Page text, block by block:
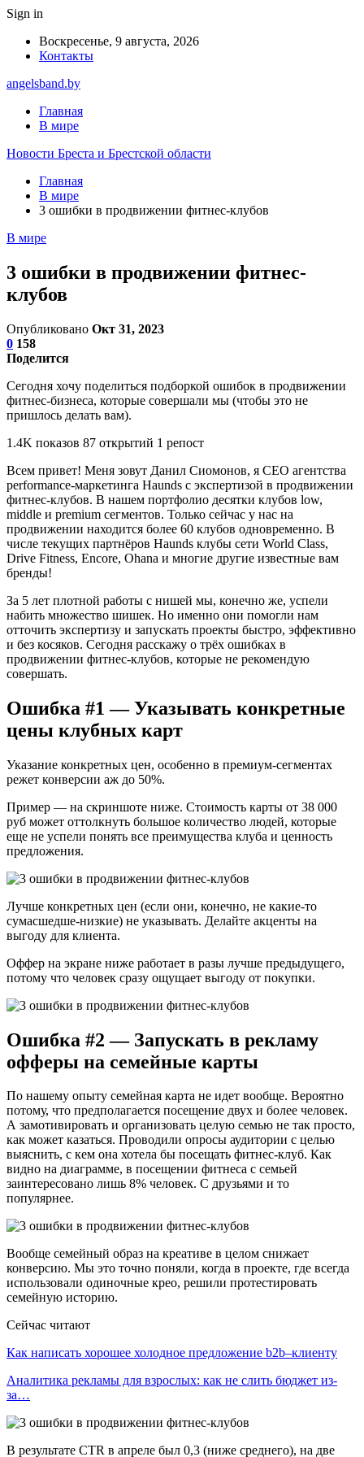
Sign in
Воскресенье, 9 августа, 2026
Контакты
angelsband.by
Главная
В мире
Новости Бреста и Брестской области
Главная
В мире
3 ошибки в продвижении фитнес-клубов
В мире
3 ошибки в продвижении фитнес-
клубов
Опубликовано Окт 31, 2023
0 158
Поделится
Сегодня хочу поделиться подборкой ошибок в продвижении
фитнес-бизнеса, которые совершали мы (чтобы это не
пришлось делать вам).
1.4K показов 87 открытий 1 репост
Всем привет! Меня зовут Данил Сиомонов, я CEO агентства
performance-маркетинга Haunds с экспертизой в продвижении
фитнес-клубов. В нашем портфолио десятки клубов low,
middle и premium сегментов. Только сейчас у нас на
продвижении находится более 60 клубов одновременно. В
числе текущих партнёров Haunds клубы сети World Class,
Drive Fitness, Encore, Ohana и многие другие известные вам
бренды!
За 5 лет плотной работы с нишей мы, конечно же, успели
набить множество шишек. Но именно они помогли нам
отточить экспертизу и запускать проекты быстро, эффективно
и без косяков. Сегодня расскажу о трёх ошибках в
продвижении фитнес-клубов, которые не рекомендую
совершать.
Ошибка #1 — Указывать конкретные
цены клубных карт
Указание конкретных цен, особенно в премиум-сегментах
режет конверсии аж до 50%.
Пример — на скриншоте ниже. Стоимость карты от 38 000
руб может оттолкнуть большое количество людей, которые
еще не успели понять все преимущества клуба и ценность
предложения.
Лучше конкретных цен (если они, конечно, не какие-то
сумасшедше-низкие) не указывать. Делайте акценты на
выгоду для клиента.
Оффер на экране ниже работает в разы лучше предыдущего,
потому что человек сразу ощущает выгоду от покупки.
Ошибка #2 — Запускать в рекламу
офферы на семейные карты
По нашему опыту семейная карта не идет вообще. Вероятно
потому, что предполагается посещение двух и более человек.
А замотивировать и организовать целую семью не так просто,
как может казаться. Проводили опросы аудитории с целью
выяснить, с кем она хотела бы посещать фитнес-клуб. Как
видно на диаграмме, в посещении фитнеса с семьей
заинтересовано лишь 8% человек. С друзьями и то
популярнее.
Вообще семейный образ на креативе в целом снижает
конверсию. Мы это точно поняли, когда в проекте, где всегда
использовали одиночные крео, решили протестировать
семейную историю.
Сейчас читают
Как написать хорошее холодное предложение b2b–клиенту
Аналитика рекламы для взрослых: как не слить бюджет из-
за…
В результате CTR в апреле был 0,3 (ниже среднего), на две